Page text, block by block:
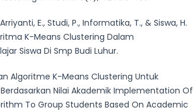
E., Studi, P., Informatika, T., & Siswa, H.
K-Means Clustering Dalam
Siswa Di Smp Budi Luhur.
Algoritme K-Means Clustering Untuk
Nilai Akademik Implementation Of
To Group Students Based On Academic